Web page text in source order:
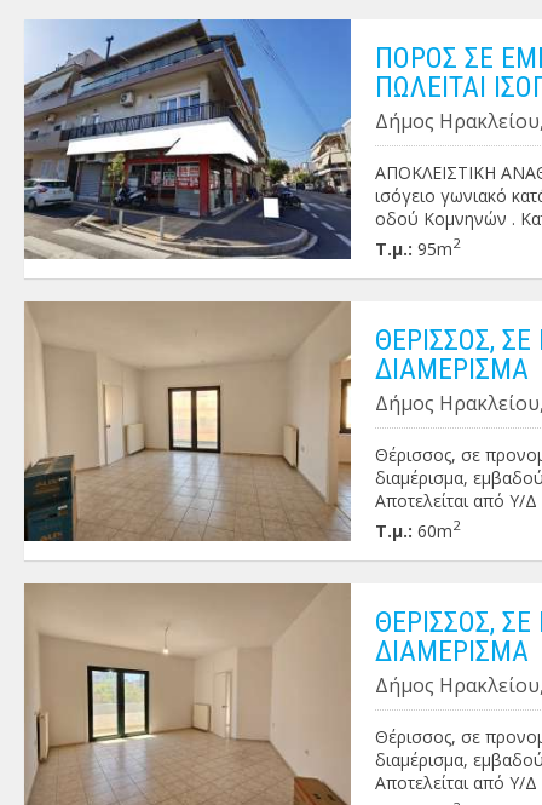
ΠΟΡΟΣ ΣΕ
ΠΩΛΕΙΤΑΙ
Δήμος
ΑΠΟΚΛΕΙΣΤΙΚΗ
ισόγειο γωνιακό
οδού Κομνηνών .
υγειονομικού
Τ.μ.: 95m2
ΘΕΡΙΣΣΟΣ,
ΔΙΑΜΕΡΙΣΜΑ
Δήμος
Θέρισσος, σε
διαμέρισμα,
Αποτελείται από Υ/Δ
μπάνιο . Διαθέτει
αλουμινίου με
ΠΕΑ: Δ' Κωδικός
🌎 :
Τ.μ.: 60m2
ΘΕΡΙΣΣΟΣ,
ΔΙΑΜΕΡΙΣΜΑ
Δήμος
Θέρισσος, σε
διαμέρισμα,
Αποτελείται από Υ/Δ